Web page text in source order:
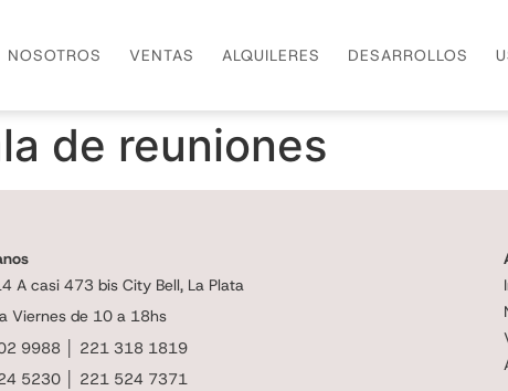
NOSOTROS VENTAS ALQUILERES DESARROLLOS
de reuniones
A casi 473 bis City Bell, La Plata
Viernes de 10 a 18hs
9988 │ 221 318 1819
5230 │ 221 524 7371